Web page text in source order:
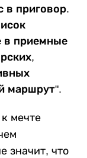
в приговор.
в приемные
маршрут".
мечте
значит, что